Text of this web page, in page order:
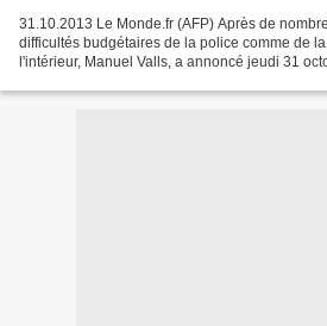
31.10.2013 Le Monde.fr (AFP) Après de
difficultés budgétaires de la police comme de
l'intérieur, Manuel Valls, a annoncé jeudi 31